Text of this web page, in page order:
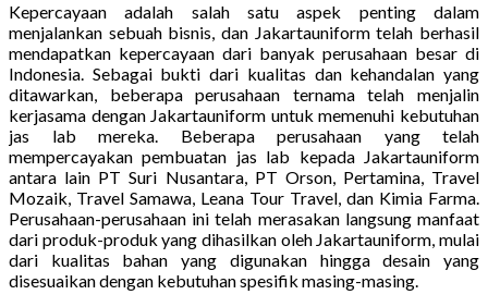
Kepercayaan adalah salah satu aspek penting dalam
menjalankan sebuah bisnis, dan Jakartauniform telah berhasil
mendapatkan kepercayaan dari banyak perusahaan besar di
Indonesia. Sebagai bukti dari kualitas dan kehandalan yang
ditawarkan, beberapa perusahaan ternama telah menjalin
kerjasama dengan Jakartauniform untuk memenuhi kebutuhan
jas lab mereka. Beberapa perusahaan yang telah
mempercayakan pembuatan jas lab kepada Jakartauniform
antara lain PT Suri Nusantara, PT Orson, Pertamina, Travel
Mozaik, Travel Samawa, Leana Tour Travel, dan Kimia Farma.
Perusahaan-perusahaan ini telah merasakan langsung manfaat
dari produk-produk yang dihasilkan oleh Jakartauniform, mulai
dari kualitas bahan yang digunakan hingga desain yang
disesuaikan dengan kebutuhan spesifik masing-masing.